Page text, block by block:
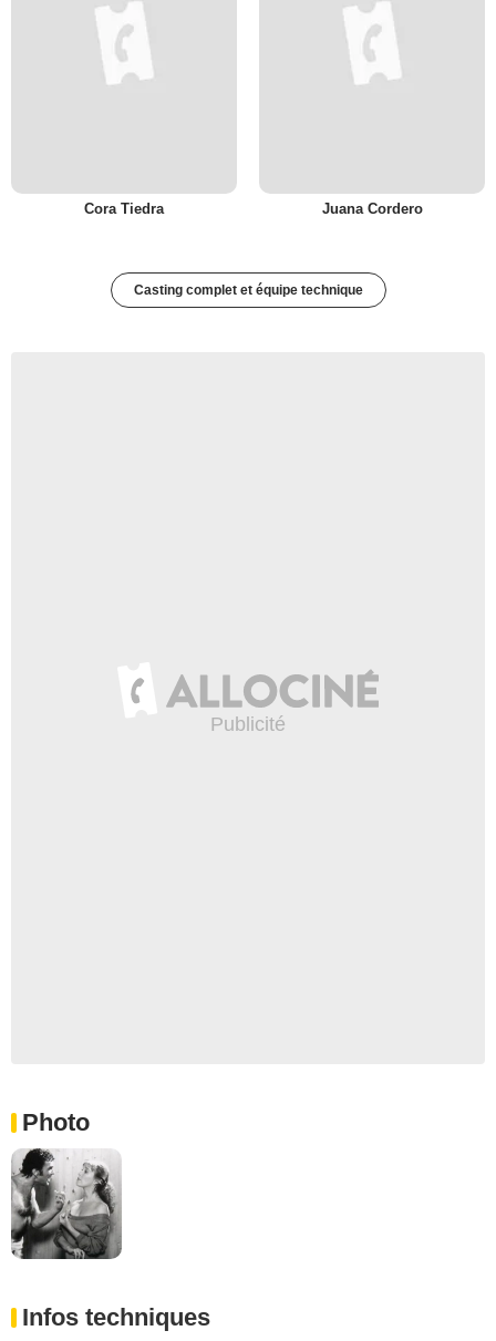
Cora Tiedra Juana Cordero
Casting complet et équipe technique
Photo
Infos techniques